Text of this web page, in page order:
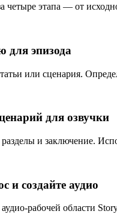
четыре этапа — от
для эпизода
или сценария.
для озвучки
и заключение.
и создайте аудио
рабочей области